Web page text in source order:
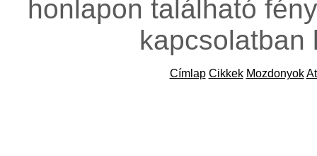
honlapon található
Címlap Cikkek Mozdonyok